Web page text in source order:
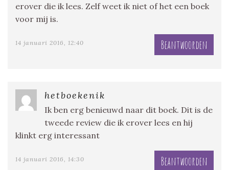
erover die ik lees. Zelf weet ik niet of het een boek
voor mij is.
14 januari 2016, 12:40 Beantwoorden
hetboekenik
Ik ben erg benieuwd naar dit boek. Dit is de
tweede review die ik erover lees en hij
klinkt erg interessant
14 januari 2016, 14:30 Beantwoorden